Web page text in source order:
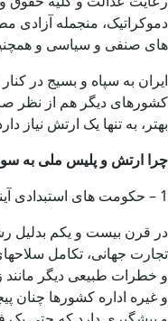
دموکراتیک، منجمله
های صنفی و سیاسی و
ایران به سپاه و بسیج در کنار
کشورهای دیگر هم از نظر
بهتر، به تنها یک ارتش نیاز
چرا ارتش و پلیس ملی به
1 – حکومت های استبدادی آینده ای ندارند
در قرن بیست و یکم بدلیل
تجارت جهانی، تکامل
و خطرات طبیعی دیگر
و غیره اداره کشورها چنان